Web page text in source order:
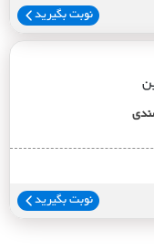
نوبت بگیرید
نوبت بگیرید